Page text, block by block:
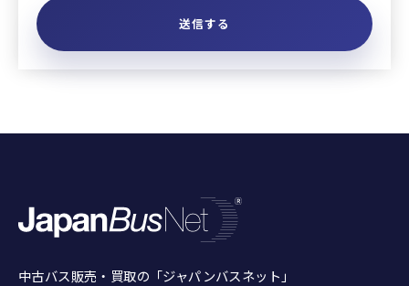
中古バス販売・買取の「ジャパンバスネット」